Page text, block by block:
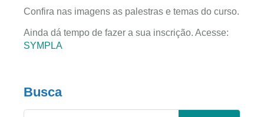
Confira nas imagens as palestras e temas do curso.
Ainda dá tempo de fazer a sua inscrição. Acesse:
SYMPLA
Busca